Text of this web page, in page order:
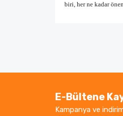
biri, her ne kadar
Ürün resmi
Ürün
E-Bültene
Kampanya ve